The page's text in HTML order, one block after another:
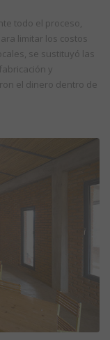
todo el proceso,
limitar los costos
se sustituyó las
y
el dinero dentro de